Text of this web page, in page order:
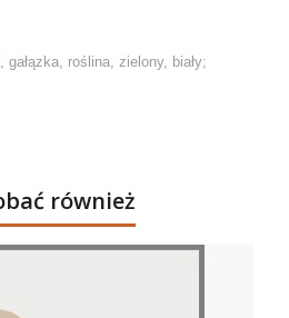
roślina, zielony, biały;
również